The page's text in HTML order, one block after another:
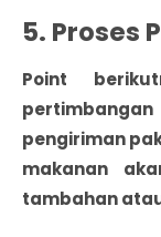
5. Proses
Point
pengiriman
makanan
tambahan